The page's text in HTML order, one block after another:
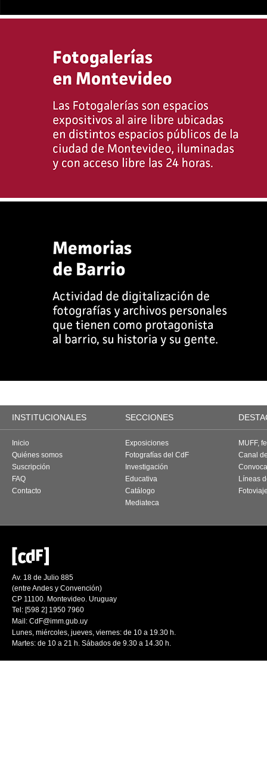
INSTITUCIONALES SECCIONES
Inicio
Quiénes somos
Suscripción
FAQ
Contacto
Exposiciones
Fotografías del CdF
Investigación
Educativa
Catálogo
Mediateca
MUFF,
Canal
Líneas
Av. 18 de Julio 885
(entre Andes y Convención)
CP 11100. Montevideo. Uruguay
Tel: [598 2] 1950 7960
Mail: CdF@imm.gub.uy
Lunes, miércoles, jueves, viernes: de 10 a 19.30 h.
Martes: de 10 a 21 h. Sábados de 9.30 a 14.30 h.